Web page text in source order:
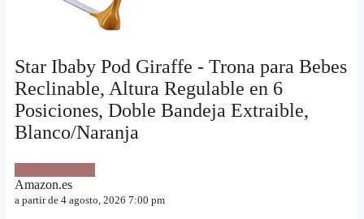
Star Ibaby Pod Giraffe - Trona para Bebes
Reclinable, Altura Regulable en 6
Posiciones, Doble Bandeja Extraible,
Blanco/Naranja
Amazon.es
a partir de 4 agosto, 2026 7:00 pm